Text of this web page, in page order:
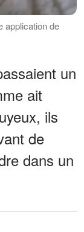
application de
un
ait
ils
de
dans un